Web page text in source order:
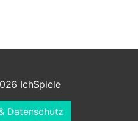
IchSpiele
Datenschutz